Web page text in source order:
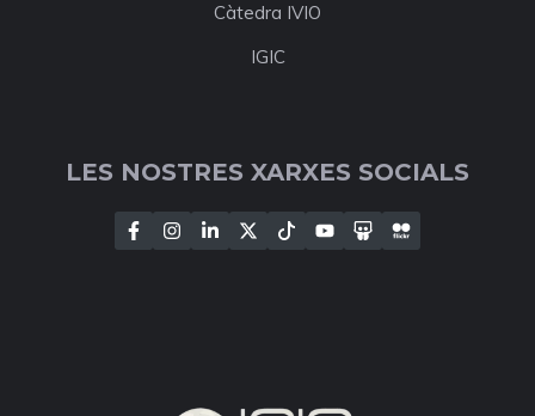
Càtedra IVIO
IGIC
LES NOSTRES XARXES SOCIALS